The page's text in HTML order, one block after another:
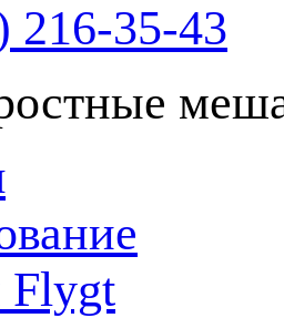
216-35-43
Flygt